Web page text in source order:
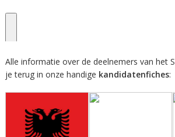
Alle informatie over de deelnemers van het
je terug in onze handige kandidatenfiches: